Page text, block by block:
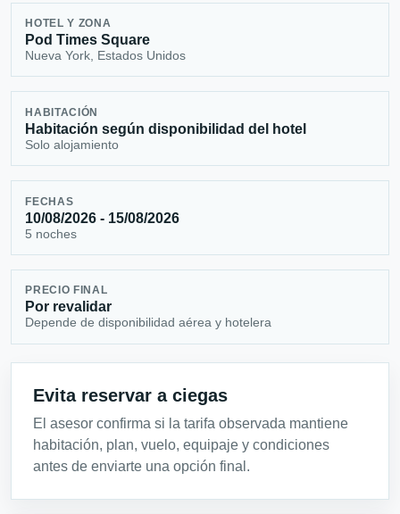
HOTEL Y ZONA
Pod Times Square
Nueva York, Estados Unidos
HABITACIÓN
Habitación según disponibilidad del hotel
Solo alojamiento
FECHAS
10/08/2026 - 15/08/2026
5 noches
PRECIO FINAL
Por revalidar
Depende de disponibilidad aérea y hotelera
Evita reservar a ciegas
El asesor confirma si la tarifa observada mantiene
habitación, plan, vuelo, equipaje y condiciones
antes de enviarte una opción final.